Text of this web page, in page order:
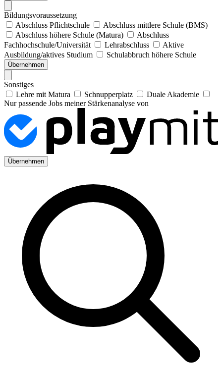
Bildungsvoraussetzung
Abschluss Pflichtschule
Abschluss mittlere Schule (BMS)
Abschluss höhere Schule (Matura)
Abschluss
Fachhochschule/Universität
Lehrabschluss
Aktive
Ausbildung/aktives Studium
Schulabbruch höhere Schule
Übernehmen
Sonstiges
Lehre mit Matura
Schnupperplatz
Duale Akademie
Nur passende Jobs meiner Stärkenanalyse von
Übernehmen